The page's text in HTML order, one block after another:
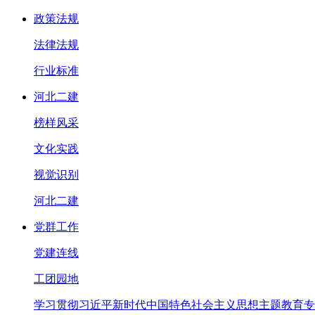
政策法规
法律法规
行业标准
河北二建
榜样风采
文化实践
视觉识别
河北二建
党群工作
党建连线
工团园地
学习贯彻习近平新时代中国特色社会主义思想主题教育